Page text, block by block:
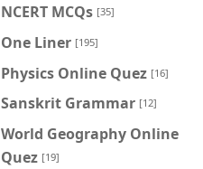
NCERT MCQs [35]
One Liner [195]
Physics Online Quez [16]
Sanskrit Grammar [12]
World Geography Online
Quez [19]